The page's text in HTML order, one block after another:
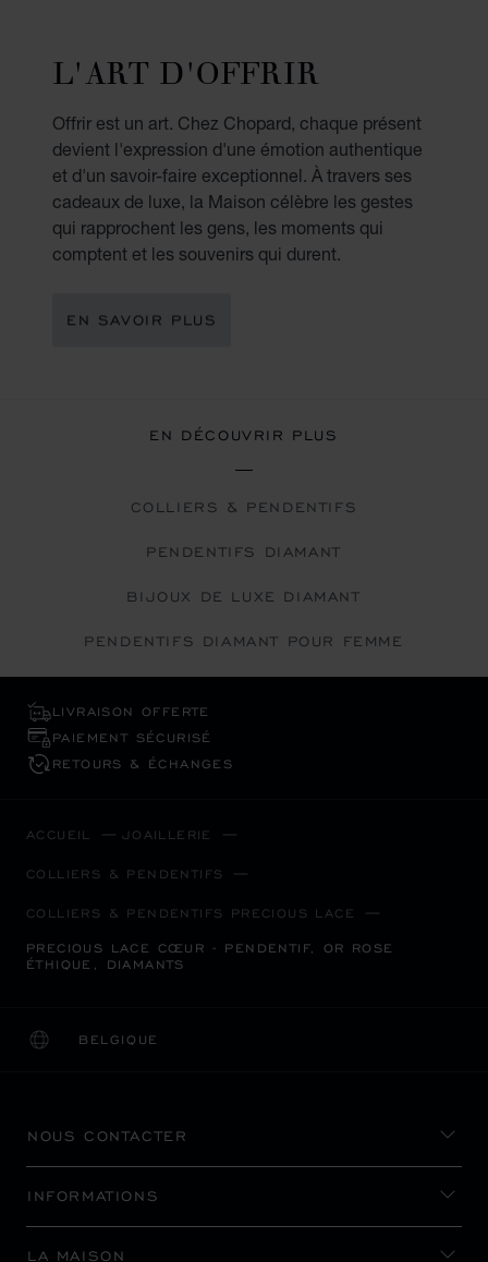
L'ART D'OFFRIR
Offrir est un art. Chez Chopard, chaque présent
devient l'expression d'une émotion authentique
et d'un savoir-faire exceptionnel. À travers ses
cadeaux de luxe, la Maison célèbre les gestes
qui rapprochent les gens, les moments qui
comptent et les souvenirs qui durent.
EN SAVOIR PLUS
EN DÉCOUVRIR PLUS
COLLIERS & PENDENTIFS
PENDENTIFS DIAMANT
BIJOUX DE LUXE DIAMANT
PENDENTIFS DIAMANT POUR FEMME
LIVRAISON OFFERTE
PAIEMENT SÉCURISÉ
RETOURS & ÉCHANGES
ACCUEIL JOAILLERIE
COLLIERS & PENDENTIFS
COLLIERS & PENDENTIFS PRECIOUS LACE
PRECIOUS LACE CŒUR - PENDENTIF, OR ROSE
ÉTHIQUE, DIAMANTS
BELGIQUE
LOCALISATION (CHANGER DE PAYS)
CHANGER DE PAYS
NOUS CONTACTER
INFORMATIONS
LA MAISON